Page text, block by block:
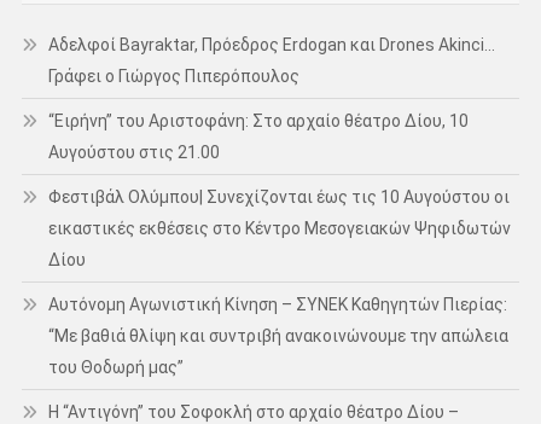
Αδελφοί Bayraktar, Πρόεδρος Erdogan και Drones Akinci…
Γράφει ο Γιώργος Πιπερόπουλος
“Ειρήνη” του Αριστοφάνη: Στο αρχαίο θέατρο Δίου, 10
Αυγούστου στις 21.00
Φεστιβάλ Ολύμπου| Συνεχίζονται έως τις 10 Αυγούστου οι
εικαστικές εκθέσεις στο Κέντρο Μεσογειακών Ψηφιδωτών
Δίου
Αυτόνομη Αγωνιστική Κίνηση – ΣΥΝΕΚ Καθηγητών Πιερίας:
“Με βαθιά θλίψη και συντριβή ανακοινώνουμε την απώλεια
του Θοδωρή μας”
Η “Αντιγόνη” του Σοφοκλή στο αρχαίο θέατρο Δίου –